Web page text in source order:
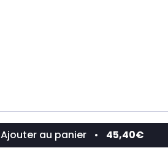
Ajouter au panier • 45,40€